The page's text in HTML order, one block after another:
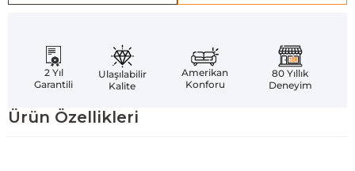
2 Yıl
Garantili
Ulaşılabilir
Kalite
Amerikan
Konforu
80 Yıllık
Deneyim
Ürün Özellikleri